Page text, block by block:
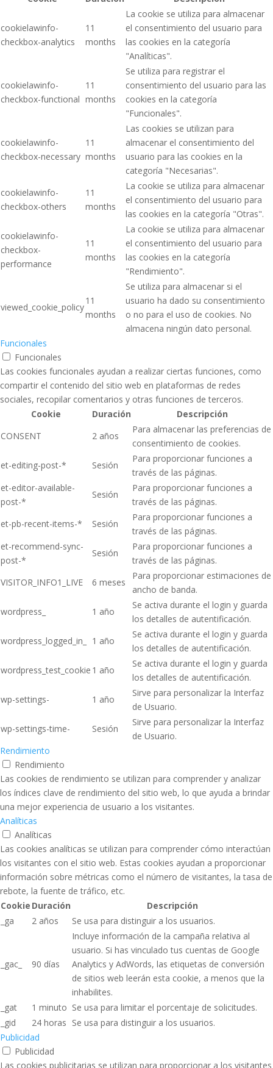
cookielawinfo-
checkbox-analytics
11
months
La cookie se utiliza para almacenar
el consentimiento del usuario para
las cookies en la categoría
"Analíticas".
cookielawinfo-
checkbox-functional
11
months
Se utiliza para registrar el
consentimiento del usuario para las
cookies en la categoría
"Funcionales".
cookielawinfo-
checkbox-necessary
11
months
Las cookies se utilizan para
almacenar el consentimiento del
usuario para las cookies en la
categoría "Necesarias".
cookielawinfo-
checkbox-others
11
months
La cookie se utiliza para almacenar
el consentimiento del usuario para
las cookies en la categoría "Otras".
cookielawinfo-
checkbox-
performance
11
months
La cookie se utiliza para almacenar
el consentimiento del usuario para
las cookies en la categoría
"Rendimiento".
viewed_cookie_policy
11
months
Se utiliza para almacenar si el
usuario ha dado su consentimiento
o no para el uso de cookies. No
almacena ningún dato personal.
Funcionales
Funcionales
Las cookies funcionales ayudan a realizar ciertas funciones, como
compartir el contenido del sitio web en plataformas de redes
sociales, recopilar comentarios y otras funciones de terceros.
Cookie
Duración
Descripción
CONSENT
2 años
Para almacenar las preferencias de
consentimiento de cookies.
et-editing-post-*
Sesión
Para proporcionar funciones a
través de las páginas.
et-editor-available-
post-*
Sesión
Para proporcionar funciones a
través de las páginas.
et-pb-recent-items-*
Sesión
Para proporcionar funciones a
través de las páginas.
et-recommend-sync-
post-*
Sesión
Para proporcionar funciones a
través de las páginas.
VISITOR_INFO1_LIVE
6 meses
Para proporcionar estimaciones de
ancho de banda.
wordpress_
1 año
Se activa durante el login y guarda
los detalles de autentificación.
wordpress_logged_in_
1 año
Se activa durante el login y guarda
los detalles de autentificación.
wordpress_test_cookie 1 año
Se activa durante el login y guarda
los detalles de autentificación.
wp-settings-
1 año
Sirve para personalizar la Interfaz
de Usuario.
wp-settings-time-
Sesión
Sirve para personalizar la Interfaz
de Usuario.
Rendimiento
Rendimiento
Las cookies de rendimiento se utilizan para comprender y analizar
los índices clave de rendimiento del sitio web, lo que ayuda a brindar
una mejor experiencia de usuario a los visitantes.
Analíticas
Analíticas
Las cookies analíticas se utilizan para comprender cómo interactúan
los visitantes con el sitio web. Estas cookies ayudan a proporcionar
información sobre métricas como el número de visitantes, la tasa de
rebote, la fuente de tráfico, etc.
Cookie Duración
Descripción
_ga
2 años Se usa para distinguir a los usuarios.
_gac_ 90 días
Incluye información de la campaña relativa al
usuario. Si has vinculado tus cuentas de Google
Analytics y AdWords, las etiquetas de conversión
de sitios web leerán esta cookie, a menos que la
inhabilites.
_gat
1 minuto Se usa para limitar el porcentaje de solicitudes.
_gid
24 horas Se usa para distinguir a los usuarios.
Publicidad
Publicidad
Las cookies publicitarias se utilizan para proporcionar a los visitantes